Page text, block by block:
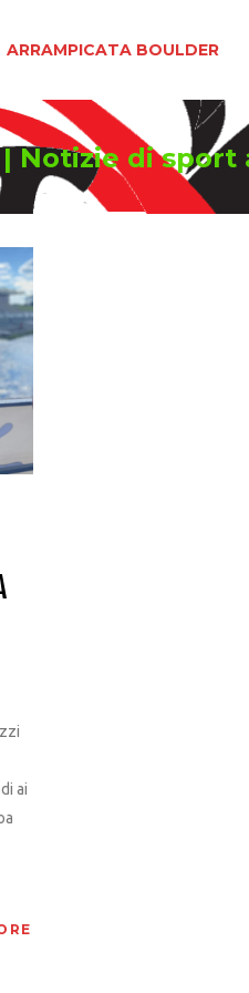
ARRAMPICATA BOULDER
Notizie di sport
ai